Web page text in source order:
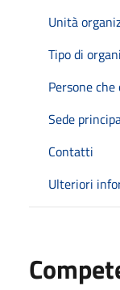
Unità
Tipo di
Persone
Sede
Contatti
Ulteriori